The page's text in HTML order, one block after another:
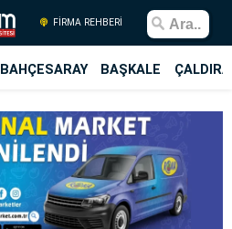
FİRMA REHBERİ
BAHÇESARAY BAŞKALE